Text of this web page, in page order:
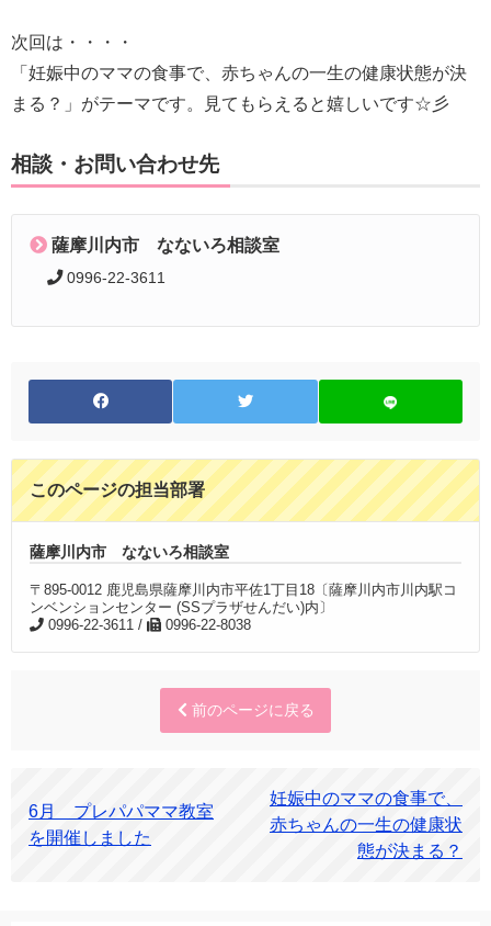
次回は・・・・
「妊娠中のママの食事で、赤ちゃんの一生の健康状態が決
まる？」がテーマです。見てもらえると嬉しいです☆彡
相談・お問い合わせ先
薩摩川内市 なないろ相談室
0996-22-3611
このページの担当部署
薩摩川内市 なないろ相談室
〒895-0012 鹿児島県薩摩川内市平佐1丁目18〔薩摩川内市川内駅コ
ンベンションセンター (SSプラザせんだい)内〕
0996-22-3611 /
0996-22-8038
前のページに戻る
6月 プレパパママ教室
を開催しました
妊娠中のママの食事で、
赤ちゃんの一生の健康状
態が決まる？